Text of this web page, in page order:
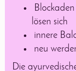
lösen sich
innere
neu
Die